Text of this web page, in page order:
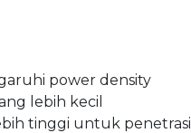
power density
lebih kecil
tinggi untuk penetrasi